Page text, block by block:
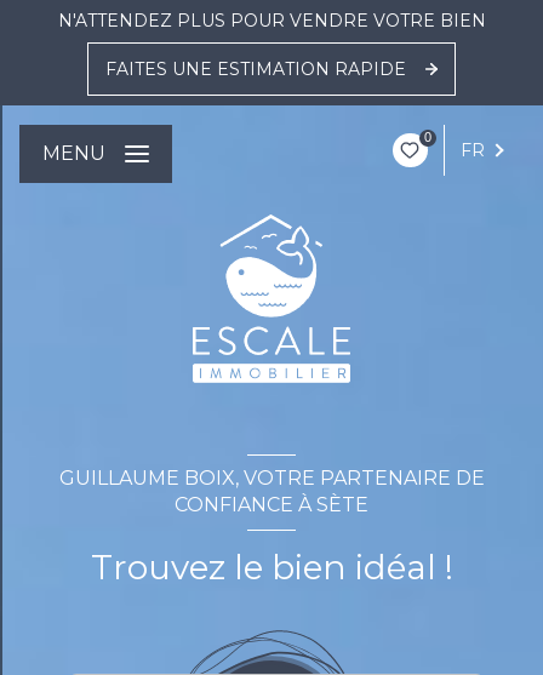
N'ATTENDEZ PLUS POUR VENDRE VOTRE BIEN
FAITES UNE ESTIMATION RAPIDE
0
FR
MENU
GUILLAUME BOIX, VOTRE PARTENAIRE DE
CONFIANCE À SÈTE
Trouvez le bien idéal !